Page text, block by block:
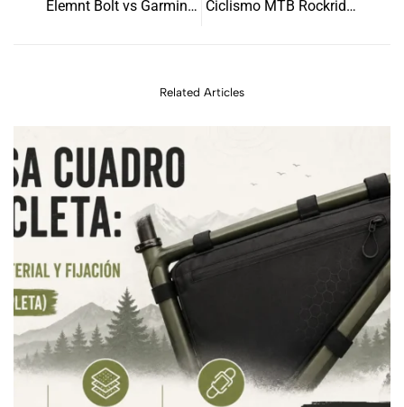
Elemnt Bolt vs Garmin
Ciclismo MTB Rockrider
Related Articles